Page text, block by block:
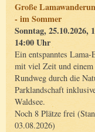
Große
- im Sommer
Sonntag, 25.10.2026,
14:00 Uhr
Ein entspanntes Lama-
mit viel Zeit und einem
Rundweg durch die
Parklandschaft
Waldsee.
Noch 8 Plätze frei
03.08.2026)